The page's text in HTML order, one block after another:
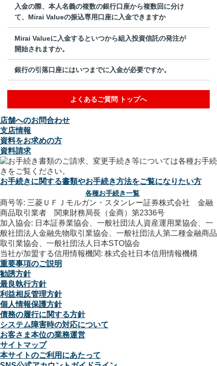
入金の際、本人名義の複数の銀行口座から複数回に分け
て、Mirai Valueの振込専用口座に入金できますか
Mirai Valueに入金するといつから組入投資信託の発注が
開始されますか。
銀行の引落口座にはいつまでに入金が必要ですか。
よくあるご質問 トップへ
店舗へのお問合わせ
支店情報
資料をお求めの方
資料請求
お手続きに関する書類やお手続き方法をご覧になりたい方
各種お手続き一覧
商号等: 三菱ＵＦＪモルガン・スタンレー証券株式会社 金融
商品取引業者 関東財務局長（金商）第2336号
加入協会: 日本証券業協会、一般社団法人資産運用業協会、一
般社団法人金融先物取引業協会、一般社団法人第二種金融商品
取引業協会、一般社団法人日本STO協会
当社が加盟する信用情報機関: 株式会社日本信用情報機構
重要事項のご説明
勧誘方針
最良執行方針
利益相反管理方針
個人情報保護方針
債務の履行に関する方針
システム障害時の対応について
お客さま本位の業務運営
サイトマップ
本サイトのご利用にあたって